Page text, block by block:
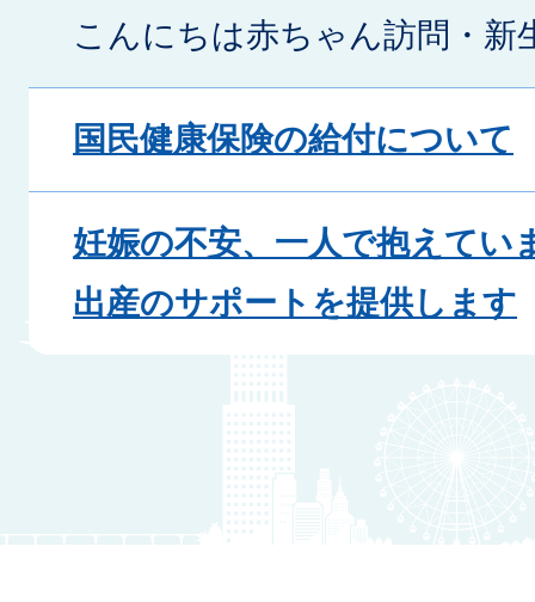
こんにちは赤ちゃん訪問・新
国民健康保険の給付について
妊娠の不安、一人で抱えてい
出産のサポートを提供します